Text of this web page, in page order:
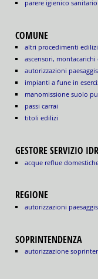
parere igienico sanitario
COMUNE
altri procedimenti edilizi
ascensori,
autorizzazioni
impianti a fune in
manomissione suolo
passi carrai
titoli edilizi
GESTORE SERVIZIO
acque reflue
REGIONE
autorizzazioni
SOPRINTENDENZA
autorizzazione